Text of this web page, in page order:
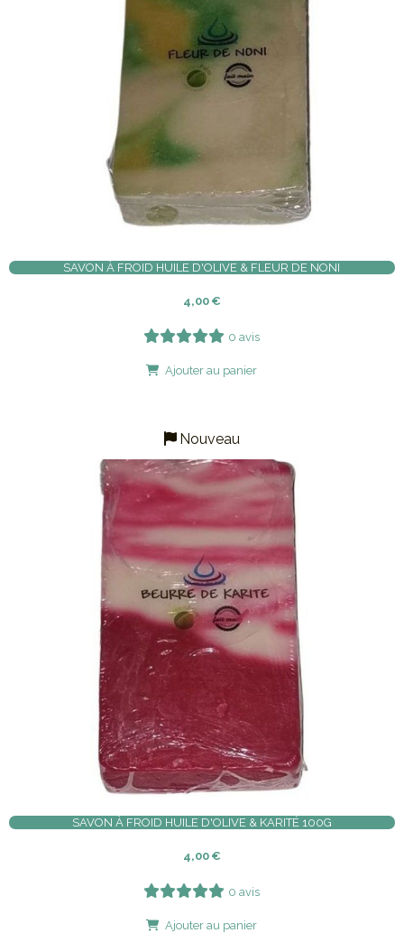
SAVON À FROID HUILE D'OLIVE & FLEUR DE NONI
4,00€
0 avis
Ajouter au panier
Nouveau
SAVON À FROID HUILE D'OLIVE & KARITÉ 100G
4,00€
0 avis
Ajouter au panier